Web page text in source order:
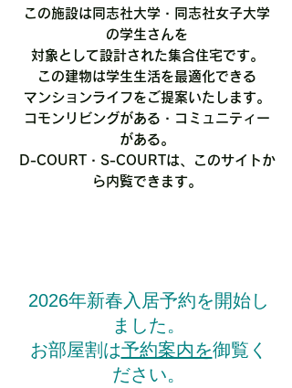
この施設は同志社大学・同志社女子大学
の学生さんを
対象として設計された集合住宅です。
​この建物は​学生生活を最適化できる
マンションライフを ご提案いたします。
コモンリビングがある・コミュニティー
がある。
D-COURT・S-COURTは、このサイトか
ら内覧できます。
2026年新春入居予約を開始し
ました。
お部屋割は予約案内を御覧く
ださい。